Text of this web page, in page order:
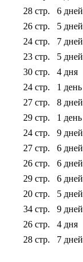
28 стр. 6 дней
26 стр. 5 дней
24 стр. 7 дней
23 стр. 5 дней
30 стр. 4 дня
24 стр. 1 день
27 стр. 8 дней
29 стр. 1 день
24 стр. 9 дней
27 стр. 6 дней
26 стр. 6 дней
29 стр. 6 дней
20 стр. 5 дней
34 стр. 9 дней
26 стр. 4 дня
28 стр. 7 дней